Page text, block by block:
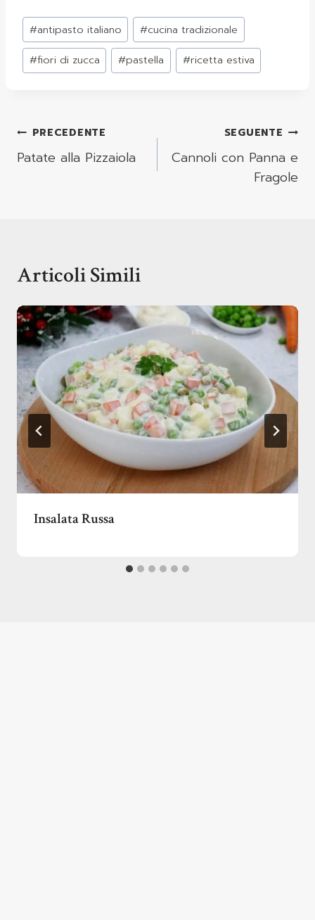
Tag
articolo:
#antipasto italiano #cucina tradizionale
#fiori di zucca #pastella #ricetta estiva
Navigazione
Articoli
PRECEDENTE
Patate alla Pizzaiola
SEGUENTE
Cannoli con Panna e
Fragole
Articoli Simili
Insalata Russa